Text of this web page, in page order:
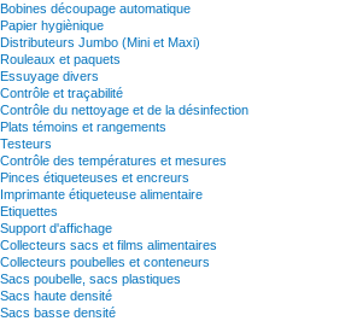
Bobines découpage automatique
Papier hygiènique
Distributeurs Jumbo (Mini et Maxi)
Rouleaux et paquets
Essuyage divers
Contrôle et traçabilité
Contrôle du nettoyage et de la désinfection
Plats témoins et rangements
Testeurs
Contrôle des températures et mesures
Pinces étiqueteuses et encreurs
Imprimante étiqueteuse alimentaire
Etiquettes
Support d'affichage
Collecteurs sacs et films alimentaires
Collecteurs poubelles et conteneurs
Sacs poubelle, sacs plastiques
Sacs haute densité
Sacs basse densité